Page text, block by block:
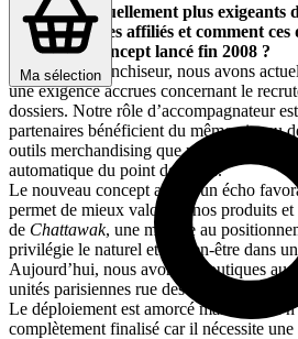
Ma sélection
Etes-vous actuellement plus
vos partenaires affiliés et comment
le nouveau concept lancé fin 2008 ?
En tant que franchiseur, nous avons
une exigence accrues concernant le
dossiers. Notre rôle d’accompagnateur
partenaires bénéficient du même niveau
outils merchandising que nos propres
automatique du point de vente.
Le nouveau concept a reçu un écho
permet de mieux valoriser nos produits
de Chattawak, une marque au
privilégie le naturel et le bien-être dans
Aujourd’hui, nous avons 4 boutiques au
unités parisiennes rue des Francs-
Le déploiement est amorcé mais le plan
complètement finalisé car il nécessite une